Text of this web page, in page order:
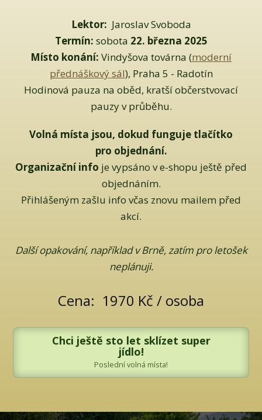
Lektor: Jaroslav Svoboda
Termín: sobota 22. března 2025
Místo konání: Vindyšova továrna (moderní
přednáškový sál), Praha 5 - Radotín
Hodinová pauza na oběd, kratší občerstvovací
pauzy v průběhu.
Volná místa jsou, dokud funguje tlačítko
pro objednání.
Organizační info je vypsáno v e-shopu ještě před
objednáním.
Přihlášeným zašlu info včas znovu mailem před
akcí.
Další opakování, například v Brně, zatím pro letošek
neplánuji.
Cena: 1970 Kč / osoba
Chci ještě sto let sklízet super
jídlo!
Poslední volná místa!